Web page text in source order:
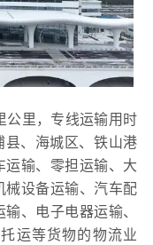
公里，专线运输用时
县、海城区、铁山港
运输、零担运输、大
械设备运输、汽车配
、电子电器运输、
运等货物的物流业